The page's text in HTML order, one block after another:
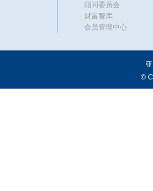
顾问委员会
财富智库
会员管理中心
©